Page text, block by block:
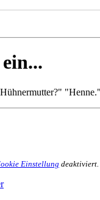
Einstellung deaktiviert.